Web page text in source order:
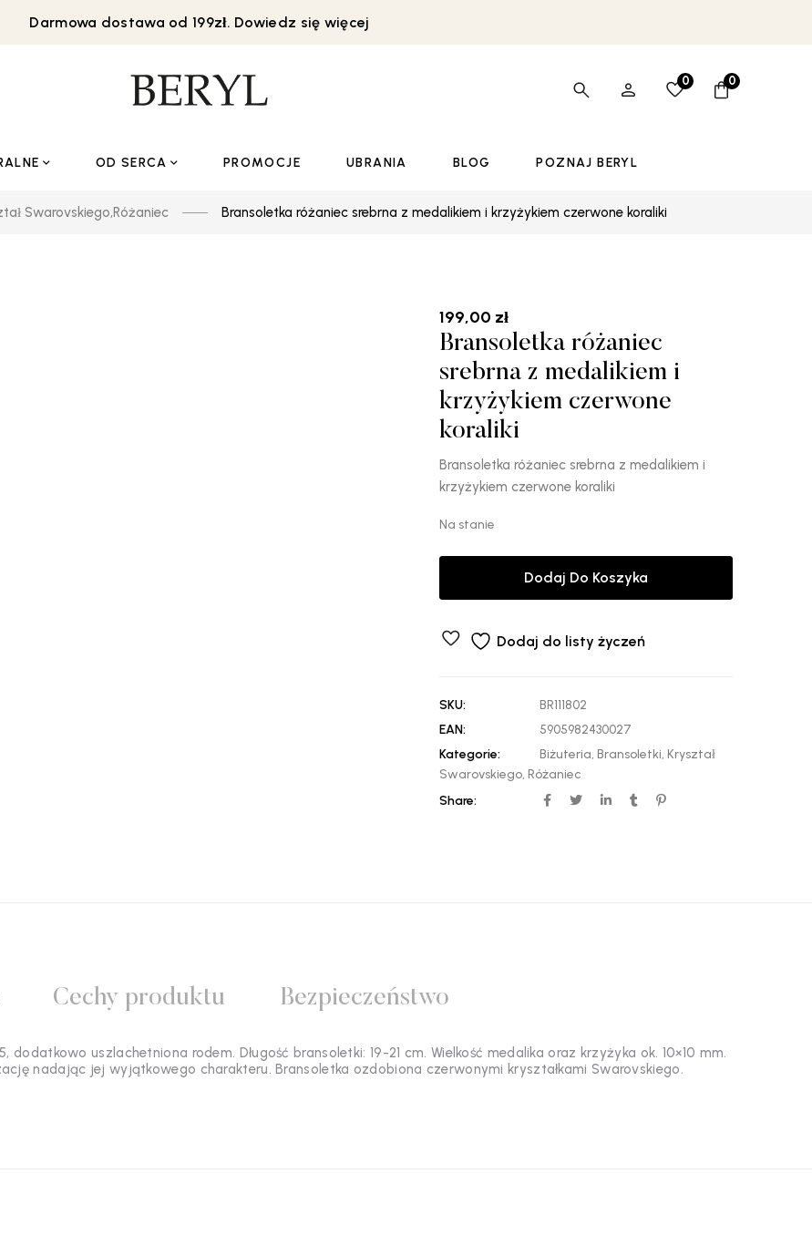
Darmowa dostawa od 199zł. Dowiedz się więcej
0 0
OD SERCA PROMOCJE UBRANIA BLOG POZNAJ BERYL
Swarovskiego,Różaniec Bransoletka różaniec srebrna z medalikiem i krzyżykiem czerwone koraliki
199,00 zł
Bransoletka różaniec
srebrna z medalikiem i
krzyżykiem czerwone
koraliki
Bransoletka różaniec srebrna z medalikiem i
krzyżykiem czerwone koraliki
Na stanie
Dodaj Do Koszyka
Dodaj do listy życzeń
SKU:
BR111802
EAN:
5905982430027
Kategorie:
Biżuteria, Bransoletki, Kryształ
Swarovskiego, Różaniec
Share:
Cechy produktu Bezpieczeństwo
uszlachetniona rodem. Długość bransoletki: 19-21 cm. Wielkość medalika oraz krzyżyka ok. 10×10 mm.
nadając jej wyjątkowego charakteru. Bransoletka ozdobiona czerwonymi kryształkami Swarovskiego.